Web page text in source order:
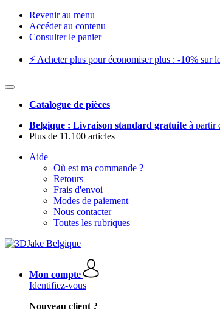
Revenir au menu
Accéder au contenu
Consulter le panier
⚡️ Acheter plus pour économiser plus : -10% sur
Catalogue de pièces
Belgique : Livraison standard gratuite à partir
Plus de 11.100 articles
Aide
Où est ma commande ?
Retours
Frais d'envoi
Modes de paiement
Nous contacter
Toutes les rubriques
Mon compte
Identifiez-vous
Nouveau client ?